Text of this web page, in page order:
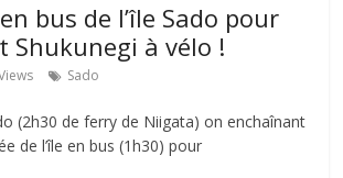
bus de l’île Sado pour
Shukunegi à vélo !
Sado
(2h30 de ferry de Niigata) on enchaînant
de l’île en bus (1h30) pour